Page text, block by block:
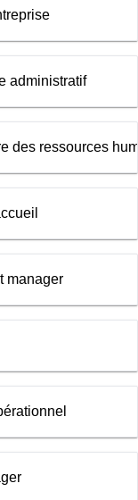
administratif
des ressources
manager